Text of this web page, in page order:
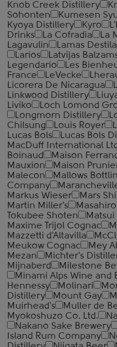
Knob Creek Distillery
Sohonten
Kumesen
Kyoya Distillery
Kyro
Drinks
La Cofradia La
Lagavulin
Lamas
Larios
Latvijas
Legendario
Les
France
LeVecke
Licorera De Nicaragua
Linkwood Distillery
Liviko
Loch Lomond
Longmorn Distillery
Chilsung
Louis Royer
Lucas Bols
Lucas Bols
MacDuff International Ltd
Boinaud
Maison
Mauxion
Maison
Malecon
Mallows
Company
Markus Wieser
Mars
Martin Miller's
Tokubee Shoten
Maxime Trijol Cognac
Mazzetti d'Altavilla
Meukow Cognac
Mey
Mezan
Michter's
Mijnaberd
Milestone
Minami Alps Wine and
Hennessy
Molinari
Distillery
Mount Gay
Muirhead's
Muller de
Myokoshuzo Co. Ltd.
Nakano Sake Brewery
Island Rum Company